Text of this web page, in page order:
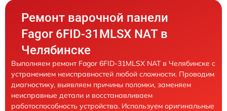
Ремонт варочной панели
Fagor 6FID-31MLSX NAT в
Челябинске
Выполняем ремонт Fagor 6FID-31MLSX NAT в Челябинске с
устранением неисправностей любой сложности. Проводим
диагностику, выявляем причины поломки, заменяем
неисправные детали и восстанавливаем
работоспособность устройства. Используем оригинальные